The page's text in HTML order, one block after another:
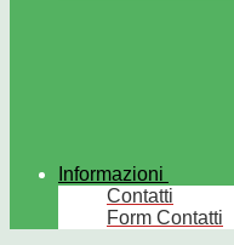
Informazioni
Contatti
Form Contatti